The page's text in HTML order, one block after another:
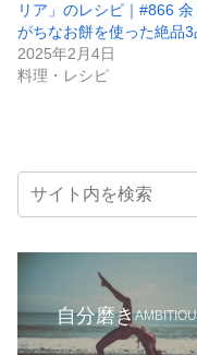
リア」のレシピ｜#866 余
がちなお餅を使った絶品3
2025年2月4日
料理・レシピ
自分磨き